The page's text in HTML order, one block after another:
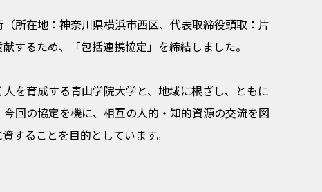
所在地：神奈川県横浜市西区、代表取締役頭取：片
するため、「包括連携協定」を締結しました。
を育成する青山学院大学と、地域に根ざし、ともに
回の協定を機に、相互の人的・知的資源の交流を図
することを目的としています。